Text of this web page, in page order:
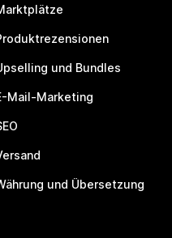
und Bundles
Mail-Marketing
und Übersetzung